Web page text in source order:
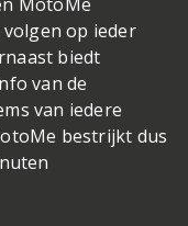
op ieder
biedt
van de
van iedere
bestrijkt dus